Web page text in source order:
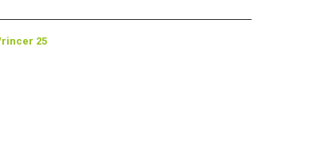
rincer 25